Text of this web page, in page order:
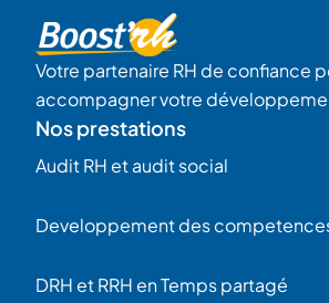
Votre partenaire RH de confiance
accompagner votre
Nos prestations
Audit RH et audit social
Developpement des
DRH et RRH en Temps partagé